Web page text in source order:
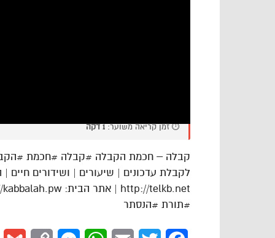
⏱️ זמן קריאה משוער:1 דקה
קבלה – חכמת הקבלה #קבלה #חכמת
לקבלת עדכונים | שיעורים | ושידורים חיים
http://telkb.net | אתר הבית: https://kabbalah.pw | פייסבוק: https://bit.ly/3JVlHvk
#תורת #הנסתר